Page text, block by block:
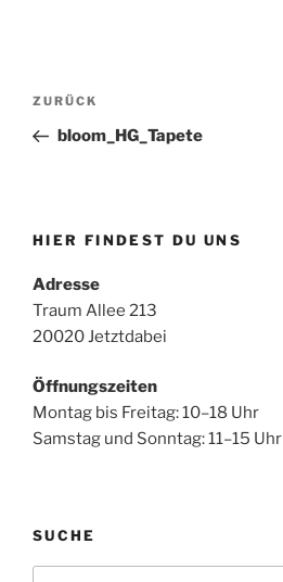
Beitragsnavigation
Vorheriger
Beitrag
ZURÜCK
bloom_HG_Tapete
HIER FINDEST DU UNS
Adresse
Traum Allee 213
20020 Jetztdabei
Öffnungszeiten
Montag bis Freitag: 10–18 Uhr
Samstag und Sonntag: 11–15 Uhr
SUCHE